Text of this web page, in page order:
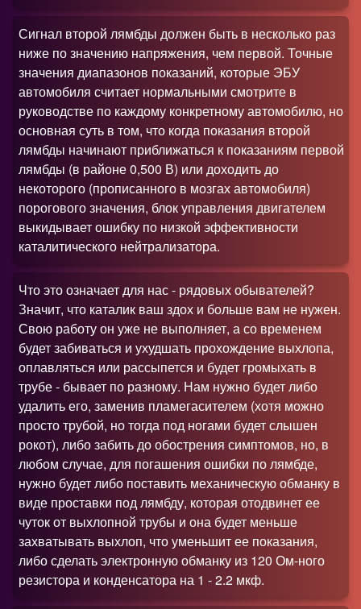
Сигнал второй лямбды должен быть в несколько раз
ниже по значению напряжения, чем первой. Точные
значения диапазонов показаний, которые ЭБУ
автомобиля считает нормальными смотрите в
руководстве по каждому конкретному автомобилю, но
основная суть в том, что когда показания второй
лямбды начинают приближаться к показаниям первой
лямбды (в районе 0,500 В) или доходить до
некоторого (прописанного в мозгах автомобиля)
порогового значения, блок управления двигателем
выкидывает ошибку по низкой эффективности
каталитического нейтрализатора.
Что это означает для нас - рядовых обывателей?
Значит, что каталик ваш здох и больше вам не нужен.
Свою работу он уже не выполняет, а со временем
будет забиваться и ухудшать прохождение выхлопа,
оплавляться или рассыпется и будет громыхать в
трубе - бывает по разному. Нам нужно будет либо
удалить его, заменив пламегасителем (хотя можно
просто трубой, но тогда под ногами будет слышен
рокот), либо забить до обострения симптомов, но, в
любом случае, для погашения ошибки по лямбде,
нужно будет либо поставить механическую обманку в
виде проставки под лямбду, которая отодвинет ее
чуток от выхлопной трубы и она будет меньше
захватывать выхлоп, что уменьшит ее показания,
либо сделать электронную обманку из 120 Ом-ного
резистора и конденсатора на 1 - 2.2 мкф.